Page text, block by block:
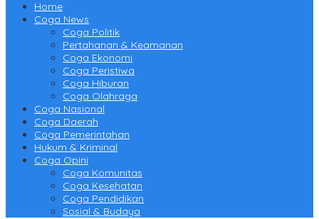
Home
Coga News
Coga Politik
Pertahanan & Keamanan
Coga Ekonomi
Coga Peristiwa
Coga Hiburan
Coga Olahraga
Coga Nasional
Coga Daerah
Coga Pemerintahan
Hukum & Kriminal
Coga Opini
Coga Komunitas
Coga Kesehatan
Coga Pendidikan
Sosial & Budaya